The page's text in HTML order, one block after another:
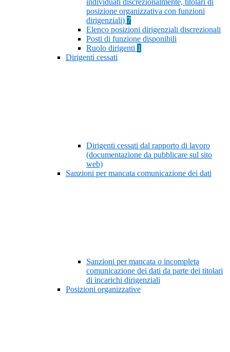
individuati discrezionalmente, titolari di
posizione organizzativa con funzioni
dirigenziali) 7
Elenco posizioni dirigenziali discrezionali
Posti di funzione disponibili
Ruolo dirigenti 1
Dirigenti cessati
Dirigenti cessati dal rapporto di lavoro
(documentazione da pubblicare sul sito
web)
Sanzioni per mancata comunicazione dei dati
Sanzioni per mancata o incompleta
comunicazione dei dati da parte dei titolari
di incarichi dirigenziali
Posizioni organizzative